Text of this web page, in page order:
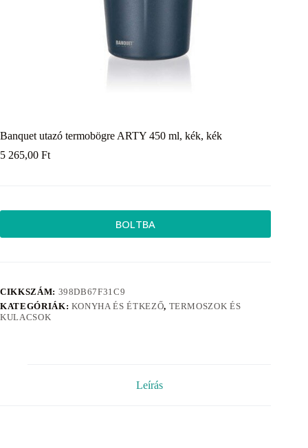
Banquet utazó termobögre ARTY 450 ml, kék, kék
5 265,00 Ft
BOLTBA
CIKKSZÁM: 398DB67F31C9
KATEGÓRIÁK: KONYHA ÉS ÉTKEZŐ, TERMOSZOK ÉS
KULACSOK
Leírás